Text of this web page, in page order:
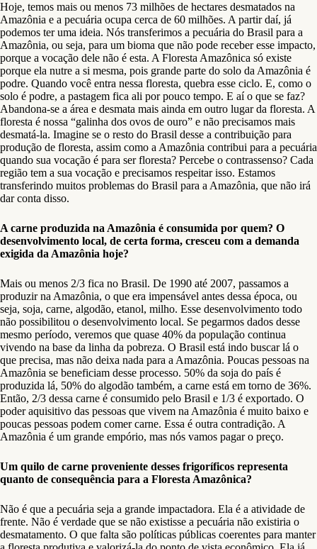
Hoje, temos mais ou menos 73 milhões de hectares desmatados na
Amazônia e a pecuária ocupa cerca de 60 milhões. A partir daí, já
podemos ter uma ideia. Nós transferimos a pecuária do Brasil para a
Amazônia, ou seja, para um bioma que não pode receber esse impacto,
porque a vocação dele não é esta. A Floresta Amazônica só existe
porque ela nutre a si mesma, pois grande parte do solo da Amazônia é
podre. Quando você entra nessa floresta, quebra esse ciclo. E, como o
solo é podre, a pastagem fica ali por pouco tempo. E aí o que se faz?
Abandona-se a área e desmata mais ainda em outro lugar da floresta. A
floresta é nossa “galinha dos ovos de ouro” e não precisamos mais
desmatá-la. Imagine se o resto do Brasil desse a contribuição para
produção de floresta, assim como a Amazônia contribui para a pecuária
quando sua vocação é para ser floresta? Percebe o contrassenso? Cada
região tem a sua vocação e precisamos respeitar isso. Estamos
transferindo muitos problemas do Brasil para a Amazônia, que não irá
dar conta disso.
A carne produzida na Amazônia é consumida por quem? O
desenvolvimento local, de certa forma, cresceu com a demanda
exigida da Amazônia hoje?
Mais ou menos 2/3 fica no Brasil. De 1990 até 2007, passamos a
produzir na Amazônia, o que era impensável antes dessa época, ou
seja, soja, carne, algodão, etanol, milho. Esse desenvolvimento todo
não possibilitou o desenvolvimento local. Se pegarmos dados desse
mesmo período, veremos que quase 40% da população continua
vivendo na base da linha da pobreza. O Brasil está indo buscar lá o
que precisa, mas não deixa nada para a Amazônia. Poucas pessoas na
Amazônia se beneficiam desse processo. 50% da soja do país é
produzida lá, 50% do algodão também, a carne está em torno de 36%.
Então, 2/3 dessa carne é consumido pelo Brasil e 1/3 é exportado. O
poder aquisitivo das pessoas que vivem na Amazônia é muito baixo e
poucas pessoas podem comer carne. Essa é outra contradição. A
Amazônia é um grande empório, mas nós vamos pagar o preço.
Um quilo de carne proveniente desses frigoríficos representa
quanto de consequência para a Floresta Amazônica?
Não é que a pecuária seja a grande impactadora. Ela é a atividade de
frente. Não é verdade que se não existisse a pecuária não existiria o
desmatamento. O que falta são políticas públicas coerentes para manter